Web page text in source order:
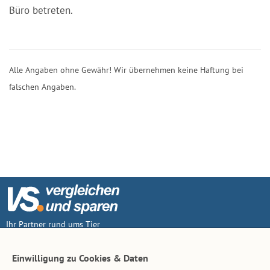
Büro betreten.
Alle Angaben ohne Gewähr! Wir übernehmen keine Haftung bei
falschen Angaben.
Ihr Partner rund ums Tier
Einwilligung zu Cookies & Daten